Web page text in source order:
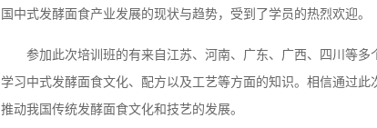
国中式发酵面食产业发展的现状与趋势，受到了学员的热烈欢迎。
参加此次培训班的有来自江苏、河南、广东、广西、四川等多
学习中式发酵面食文化、配方以及工艺等方面的知识。相信通过
推动我国传统发酵面食文化和技艺的发展。